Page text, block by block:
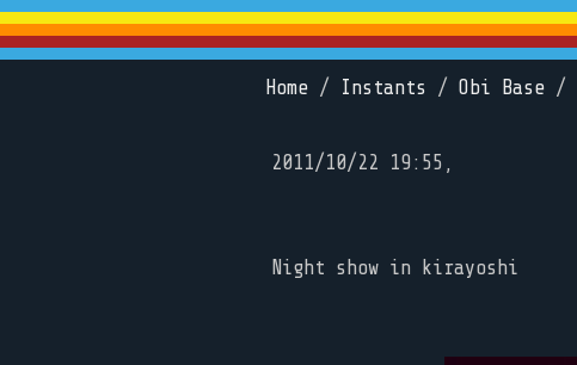
Home / Instants / Obi Base /
2011/10/22 19:55,
Night show in kirayoshi